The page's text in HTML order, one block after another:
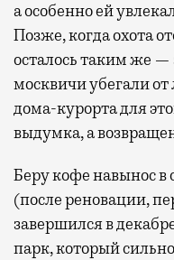
а особенно ей
Позже, когда охота
осталось таким же
москвичи убегали
дома-курорта для
выдумка, а
Беру кофе навынос в
(после реновации,
завершился в
парк, который